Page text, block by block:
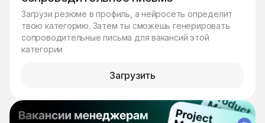
Загрузи резюме в профиль, а нейросеть определит
твою категорию. Затем ты сможешь генерировать
сопроводительные письма для вакансий этой
категории
Загрузить